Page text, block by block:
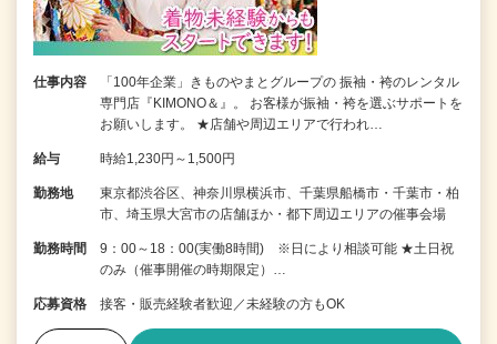
仕事内容
「100年企業」きものやまとグループの 振袖・袴のレンタル
専門店『KIMONO＆』。 お客様が振袖・袴を選ぶサポートを
お願いします。 ★店舗や周辺エリアで行われ…
給与 時給1,230円～1,500円
勤務地
東京都渋谷区、神奈川県横浜市、千葉県船橋市・千葉市・柏
市、埼玉県大宮市の店舗ほか・都下周辺エリアの催事会場
勤務時間
9：00～18：00(実働8時間) ※日により相談可能 ★土日祝
のみ（催事開催の時期限定）…
応募資格 接客・販売経験者歓迎／未経験の方もOK